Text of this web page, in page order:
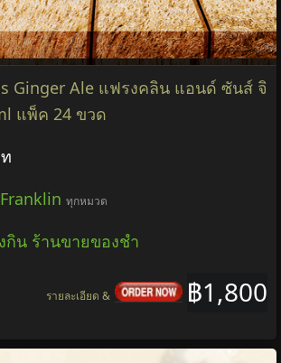
Ginger Ale แฟรงคลิน แอนด์ ซันส์ จิ
แพ็ค 24 ขวด
Franklin ทุกหมวด
กิน ร้านขายของชำ
฿1,800
รายละเอียด &